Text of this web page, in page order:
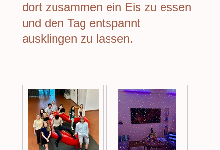
dort zusammen ein Eis zu essen
und den Tag entspannt
ausklingen zu lassen.